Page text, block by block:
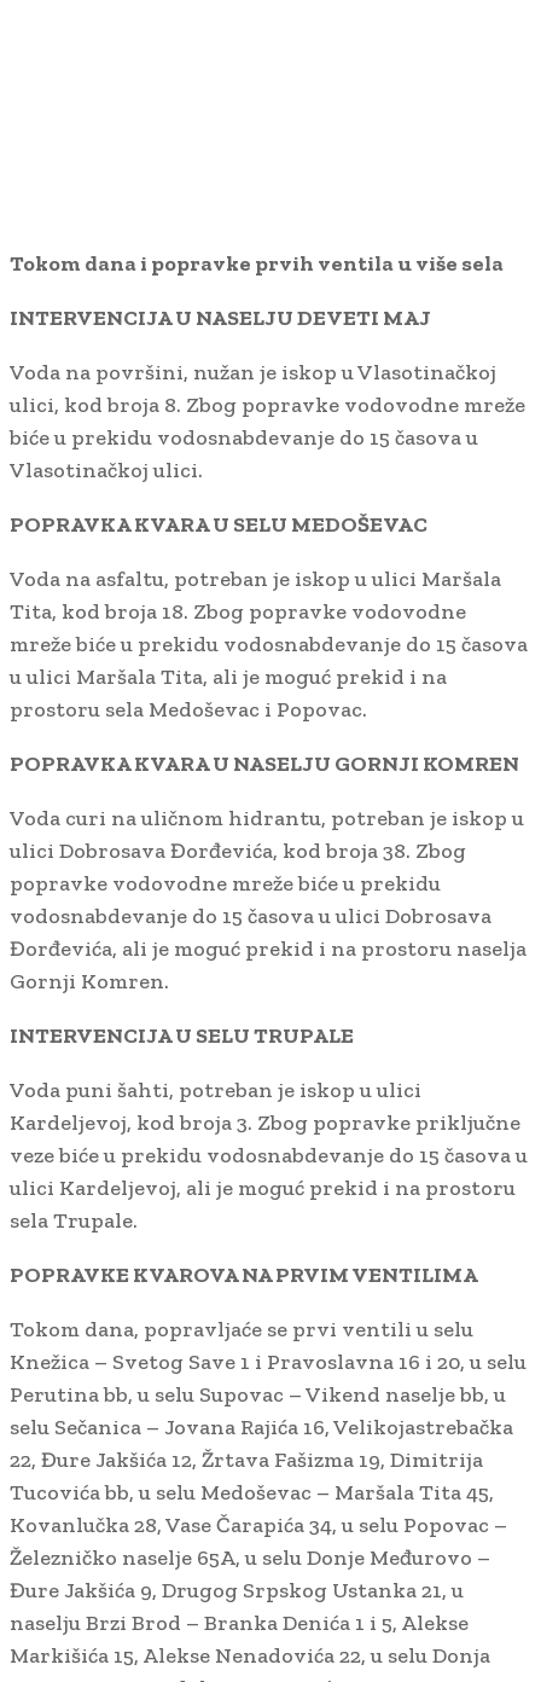
Tokom dana i popravke prvih ventila u više sela
INTERVENCIJA U NASELJU DEVETI MAJ
Voda na površini, nužan je iskop u Vlasotinačkoj
ulici, kod broja 8. Zbog popravke vodovodne mreže
biće u prekidu vodosnabdevanje do 15 časova u
Vlasotinačkoj ulici.
POPRAVKA KVARA U SELU MEDOŠEVAC
Voda na asfaltu, potreban je iskop u ulici Maršala
Tita, kod broja 18. Zbog popravke vodovodne
mreže biće u prekidu vodosnabdevanje do 15 časova
u ulici Maršala Tita, ali je moguć prekid i na
prostoru sela Medoševac i Popovac.
POPRAVKA KVARA U NASELJU GORNJI KOMREN
Voda curi na uličnom hidrantu, potreban je iskop u
ulici Dobrosava Đorđevića, kod broja 38. Zbog
popravke vodovodne mreže biće u prekidu
vodosnabdevanje do 15 časova u ulici Dobrosava
Đorđevića, ali je moguć prekid i na prostoru naselja
Gornji Komren.
INTERVENCIJA U SELU TRUPALE
Voda puni šahti, potreban je iskop u ulici
Kardeljevoj, kod broja 3. Zbog popravke priključne
veze biće u prekidu vodosnabdevanje do 15 časova u
ulici Kardeljevoj, ali je moguć prekid i na prostoru
sela Trupale.
POPRAVKE KVAROVA NA PRVIM VENTILIMA
Tokom dana, popravljaće se prvi ventili u selu
Knežica – Svetog Save 1 i Pravoslavna 16 i 20, u selu
Perutina bb, u selu Supovac – Vikend naselje bb, u
selu Sečanica – Jovana Rajića 16, Velikojastrebačka
22, Đure Jakšića 12, Žrtava Fašizma 19, Dimitrija
Tucovića bb, u selu Medoševac – Maršala Tita 45,
Kovanlučka 28, Vase Čarapića 34, u selu Popovac –
Železničko naselje 65A, u selu Donje Međurovo –
Đure Jakšića 9, Drugog Srpskog Ustanka 21, u
naselju Brzi Brod – Branka Denića 1 i 5, Alekse
Markišića 15, Alekse Nenadovića 22, u selu Donja